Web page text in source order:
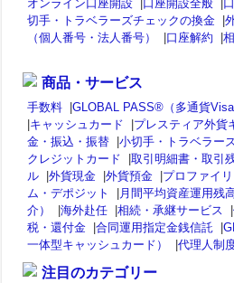
オンライン口座開設 |口座開設全般 |
切手・トラベラーズチェックの換金 |
（個人番号・法人番号）
|口座解約 |
商品・サービス
手数料 |GLOBAL PASS®（多通貨
|キャッシュカード |プレスティア外貨
金・振込・振替 |小切手・トラベラー
クレジットカード
|取引明細書・取引
ル |外貨現金 |外貨預金 |プロファイ
ム・デポジット
| 月間平均資産運用残
介）
|海外赴任 |相続・承継サービス |
税・還付金 |合同運用指定金銭信託 |
一体型キャッシュカード）
|代理人制
注目のカテゴリー